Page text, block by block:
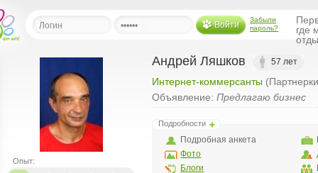
Войти
Забыли
пароль?
где
друзей
Опыт:
Андрей Ляшков 57 лет
Интернет-коммерсанты
Объявление: Предлагаю бизнес
Подробности
Подробная анкета
Фото
Блоги